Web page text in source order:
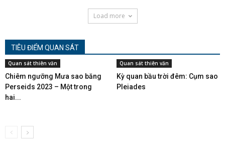
Load more
TIÊU ĐIỂM QUAN SÁT
Quan sát thiên văn
Chiêm ngưỡng Mưa sao băng
Perseids 2023 – Một trong
hai...
Quan sát thiên văn
Kỳ quan bầu trời đêm: Cụm sao
Pleiades